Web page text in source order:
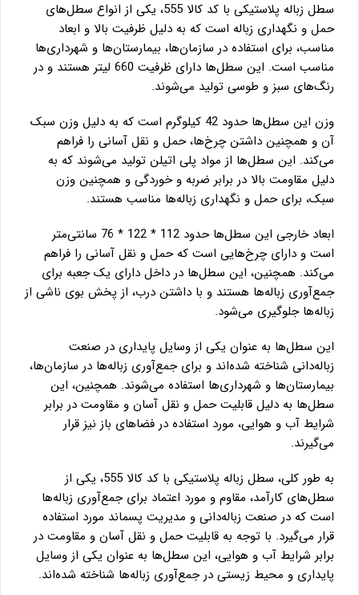
سطل زباله پلاستیکی با کد کالا 555، یکی از انواع سطل‌های
حمل و نگهداری زباله است که به دلیل ظرفیت بالا و ابعاد
مناسب، برای استفاده در سازمان‌ها، بیمارستان‌ها و شهرداری‌ها
مناسب است. این سطل‌ها دارای ظرفیت 660 لیتر هستند و در
رنگ‌های سبز و طوسی تولید می‌شوند.
وزن این سطل‌ها حدود 42 کیلوگرم است که به دلیل وزن سبک
آن و همچنین داشتن چرخ‌ها، حمل و نقل آسانی را فراهم
می‌کند. این سطل‌ها از مواد پلی اتیلن تولید می‌شوند که به
دلیل مقاومت بالا در برابر ضربه و خوردگی و همچنین وزن
سبک، برای حمل و نگهداری زباله‌ها مناسب هستند.
ابعاد خارجی این سطل‌ها حدود 112 * 122 * 76 سانتی‌متر
است و دارای چرخ‌هایی است که حمل و نقل آسانی را فراهم
می‌کند. همچنین، این سطل‌ها در داخل دارای یک جعبه برای
جمع‌آوری زباله‌ها هستند و با داشتن درب، از پخش بوی ناشی از
زباله‌ها جلوگیری می‌شود.
این سطل‌ها به عنوان یکی از وسایل پایداری در صنعت
زباله‌دانی شناخته شده‌اند و برای جمع‌آوری زباله‌ها در سازمان‌ها،
بیمارستان‌ها و شهرداری‌ها استفاده می‌شوند. همچنین، این
سطل‌ها به دلیل قابلیت حمل و نقل آسان و مقاومت در برابر
شرایط آب و هوایی، مورد استفاده در فضاهای باز نیز قرار
می‌گیرند.
به طور کلی، سطل زباله پلاستیکی با کد کالا 555، یکی از
سطل‌های کارآمد، مقاوم و مورد اعتماد برای جمع‌آوری زباله‌ها
است که در صنعت زباله‌دانی و مدیریت پسماند مورد استفاده
قرار می‌گیرد. با توجه به قابلیت حمل و نقل آسان و مقاومت در
برابر شرایط آب و هوایی، این سطل‌ها به عنوان یکی از وسایل
پایداری و محیط زیستی در جمع‌آوری زباله‌ها شناخته شده‌اند.